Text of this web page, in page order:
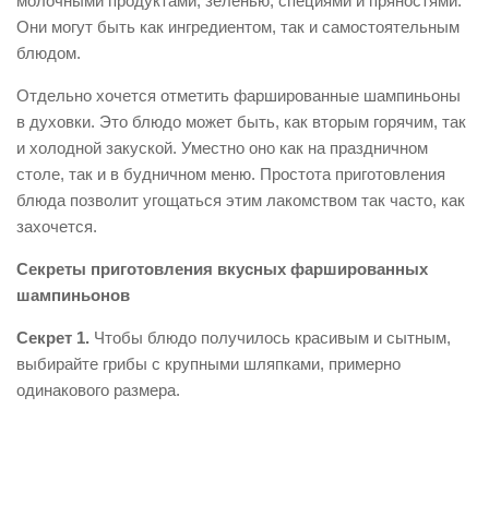
Они могут быть как ингредиентом, так и самостоятельным
блюдом.
Отдельно хочется отметить фаршированные шампиньоны
в духовки. Это блюдо может быть, как вторым горячим, так
и холодной закуской. Уместно оно как на праздничном
столе, так и в будничном меню. Простота приготовления
блюда позволит угощаться этим лакомством так часто, как
захочется.
Секреты приготовления вкусных фаршированных
шампиньонов
Секрет 1. Чтобы блюдо получилось красивым и сытным,
выбирайте грибы с крупными шляпками, примерно
одинакового размера.